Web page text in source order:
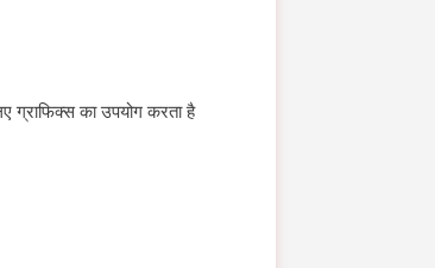
ग्राफिक्स का उपयोग करता है